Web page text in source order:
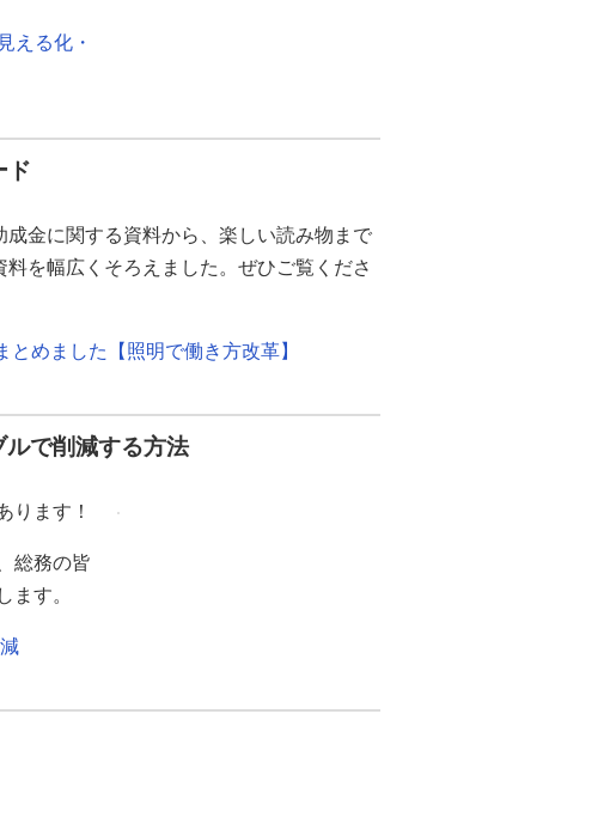
える化・
ド
成金に関する資料から、楽しい読み物まで
料を幅広くそろえました。ぜひご覧くださ
とめました【照明で働き方改革】
で削減する方法
ります！
総務の皆
ます。